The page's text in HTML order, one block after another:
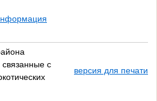
связанные с
версия для печати